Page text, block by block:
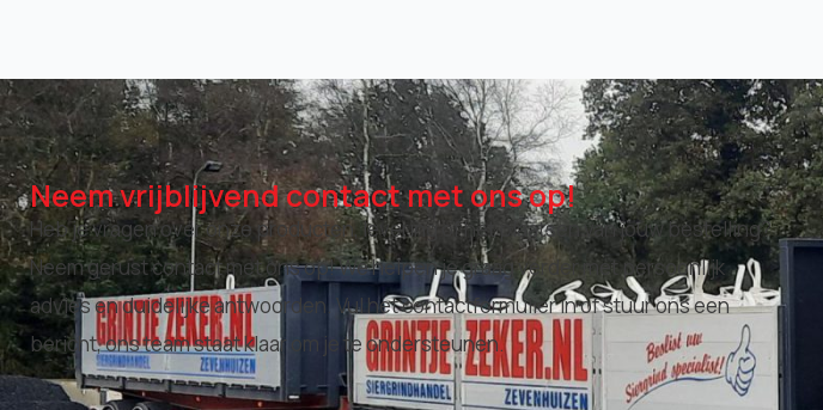
Neem vrijblijvend contact met ons op!
Heb je vragen over onze producten, levering of het plaatsen van jouw bestelling?
Neem gerust contact met ons op! We helpen je graag verder met persoonlijk
advies en duidelijke antwoorden. Vul het contactformulier in of stuur ons een
bericht, ons team staat klaar om je te ondersteunen.